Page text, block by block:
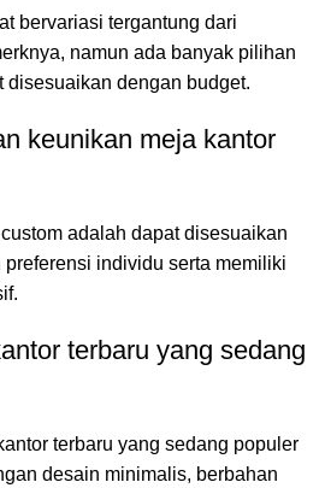
bervariasi tergantung dari
namun ada banyak pilihan
disesuaikan dengan budget.
keunikan meja kantor
adalah dapat disesuaikan
individu serta memiliki
terbaru yang sedang
terbaru yang sedang populer
desain minimalis, berbahan